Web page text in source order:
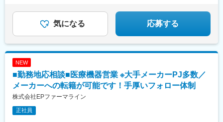
＜頑張りは適切に評価＞
成果に応じた評価制度が整っており、頑張り次第で大幅な年収UP
も目指せます。
■福利厚生（転勤を伴う場合）：
・家賃：一部会社負担
・住居契約初期経費：会社負担（上限設定あり）
・入居時の引越し費用：会社負担（会社指定業者）
変更の範囲：会社の定める業務
古屋駅、上栄町駅、西梅田駅、ハーバーランド駅、田中口駅、岡
山駅前駅、高松築港駅、ＪＲ松山駅前駅、高知駅前駅、祇園駅(福
岡県)、長崎駅前駅、熊本駅前駅、高見橋駅、北１２条駅、あおば
通駅、東宿郷駅、栄町駅(千葉県)、京成船橋駅、新宿駅、大手町駅
(東京都)、茅場町駅、高島町駅、電鉄富山駅、福井城址大名町駅、
鹿児島中央駅
気になる 応募する
NEW
■勤務地応相談■医療機器営業 ※大手メーカーPJ多数／
メーカーへの転籍が可能です！手厚いフォロー体制
株式会社EPファーマライン
正社員